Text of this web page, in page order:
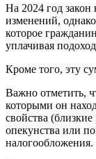
На 2024 год
изменений,
которое
уплачивая
Кроме того, эту
Важно отметить,
которыми он
свойства
опекунства или
налогообложения.